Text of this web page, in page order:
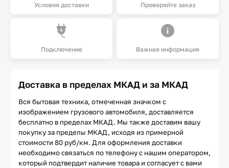
Условия доставки Проверяйте заказ
Подключение Важная информация
Доставка в пределах МКАД и за МКАД
Вся бытовая техника, отмеченная значком с
изображением грузового автомобиля, доставляется
бесплатно в пределах МКАД. Мы также доставим вашу
покупку за пределы МКАД, исходя из примерной
стоимости 80 руб/км. Для оформления доставки
необходимо связаться по телефону с нашим оператором,
который подтвердит наличие товара и согласует с вами